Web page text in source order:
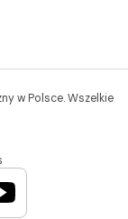
w Polsce. Wszelkie